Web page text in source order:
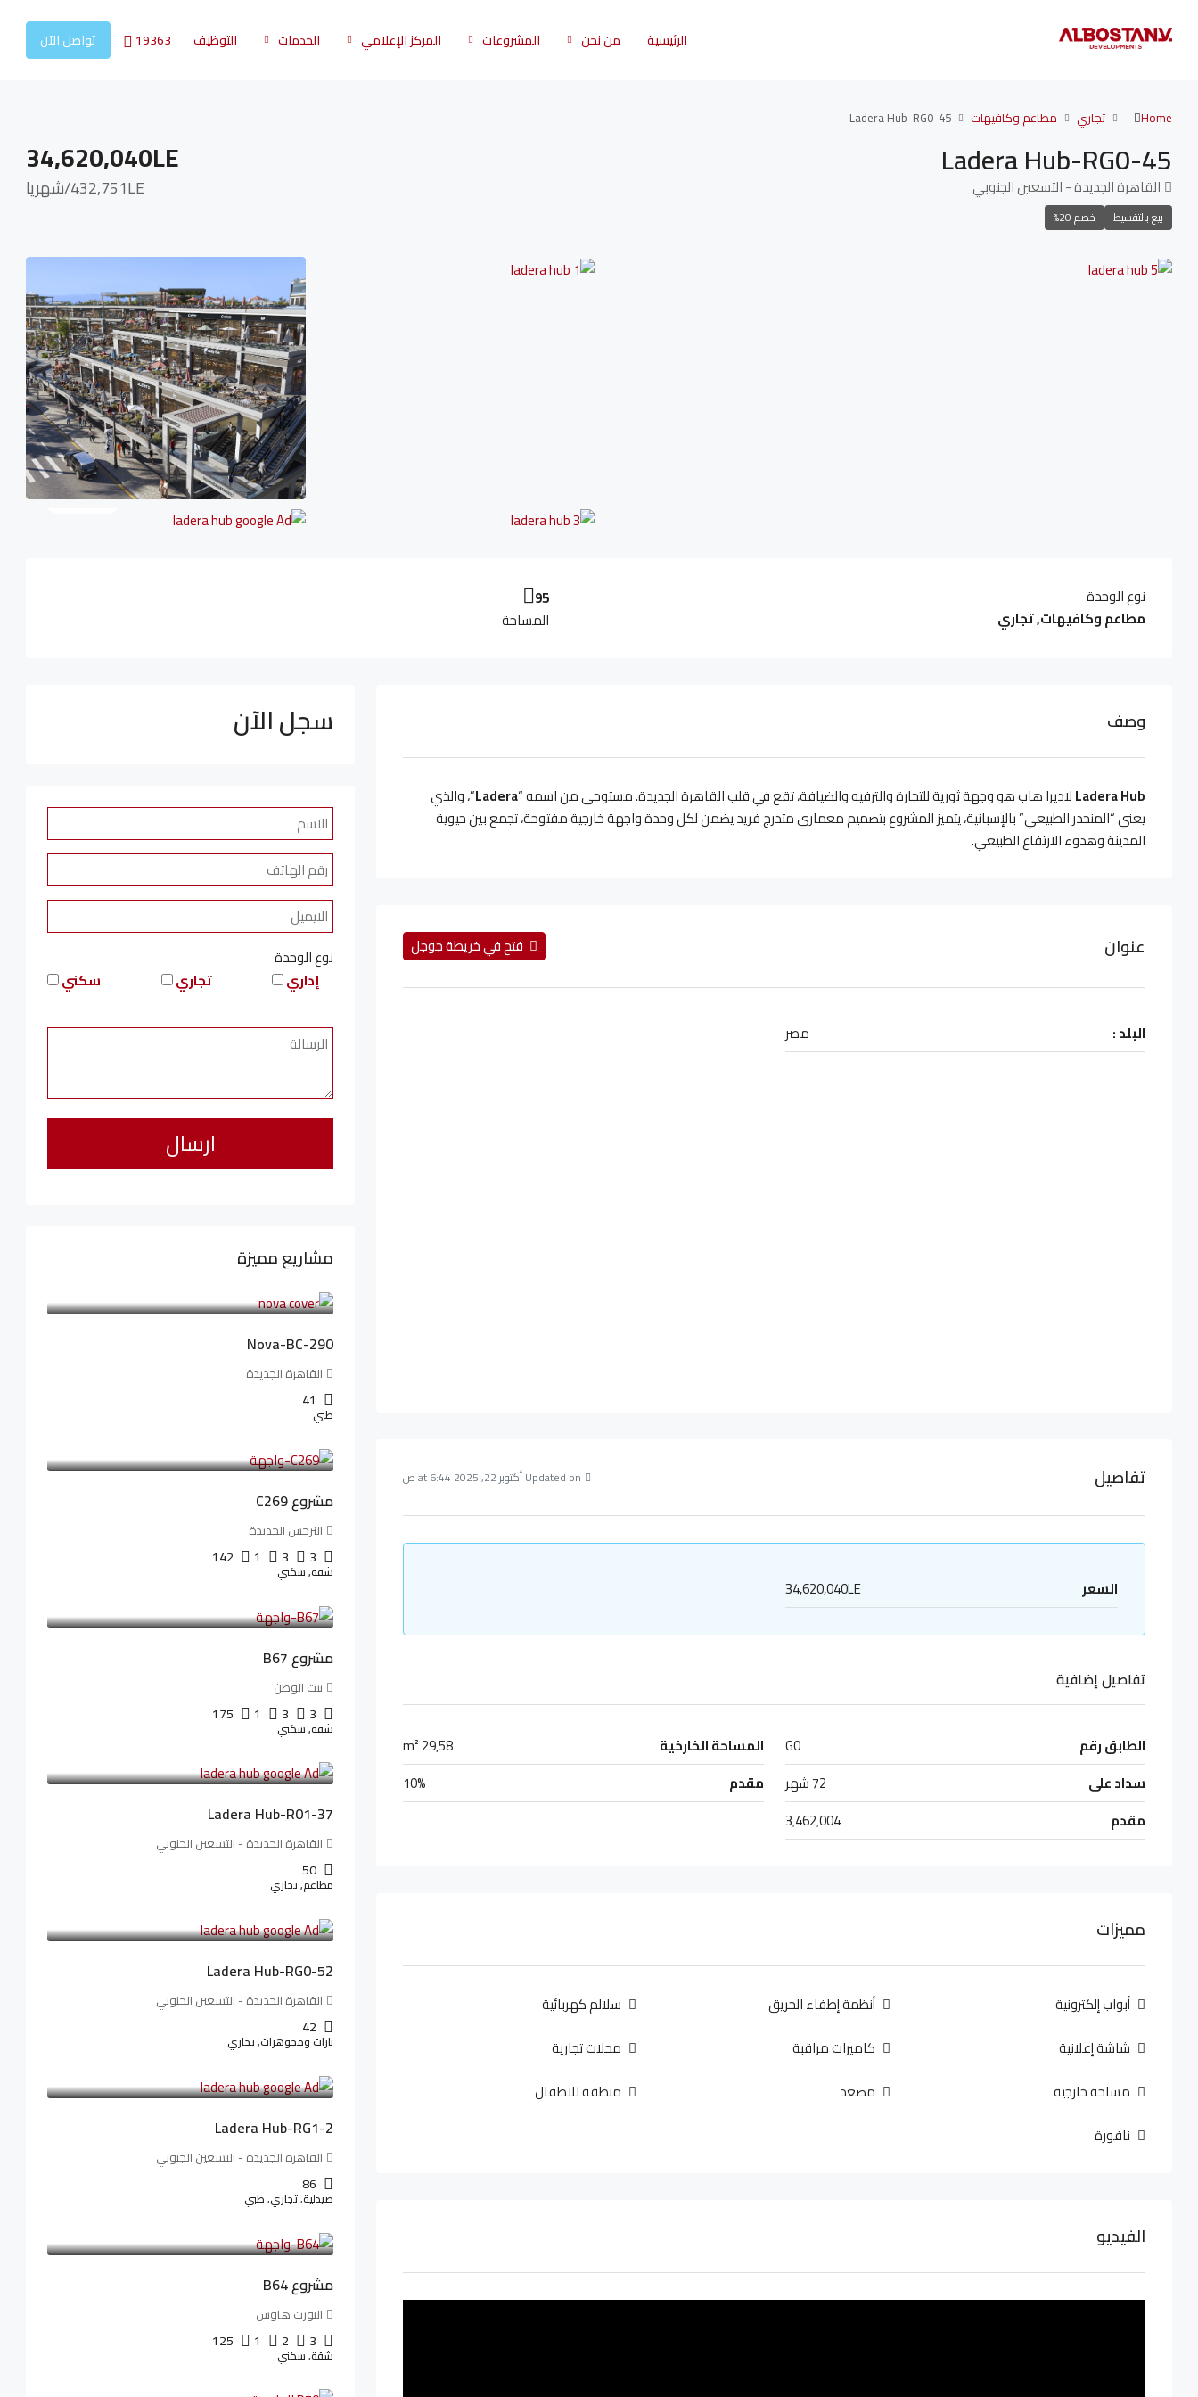
الرئيسية من نحن المشروعات المركز الإعلامي الخدمات التوظيف 19363 تواصل الآن
Home تجاري مطاعم وكافيهات Ladera Hub-RG0-45
Ladera Hub-RG0-45
القاهرة الجديدة - التسعين الجنوبي
بيع بالتقسيط خصم 20%
34,620,040LE
432,751LE/شهريا
1 More
نوع الوحدة
مطاعم وكافيهات, تجاري
95
المساحة
وصف
Ladera Hubلاديرا هاب هو وجهة ثورية للتجارة والترفيه والضيافة، تقع في قلب القاهرة الجديدة. مستوحى من اسمه “Ladera”، والذي
يعني “المنحدر الطبيعي” بالإسبانية، يتميز المشروع بتصميم معماري متدرج فريد يضمن لكل وحدة واجهة خارجية مفتوحة، تجمع بين حيوية
المدينة وهدوء الارتفاع الطبيعي.
عنوان فتح في خريطة جوجل
البلد : مصر
تفاصيل Updated on أكتوبر 22, 2025 at 6:44 ص
السعر 34,620,040LE
تفاصيل إضافية
الطابق رقم G0 المساحة الخارخية
29٫58 m²
سداد على
72 شهر مقدم
10%
مقدم
3٬462٬004
مميزات
أبواب إلكترونية أنظمة إطفاء الحريق
سلالم كهربائية
شاشة إعلانية
كاميرات مراقبة
محلات تجارية
مساحة خارجية
مصعد
منطقة للاطفال
نافورة
الفيديو
سجل الآن
نوع الوحدة
سكني
تجاري إداري
مشاريع مميزة
6,323,076LE
Nova-BC-290
القاهرة الجديدة
41
طبي
4,402,000LE
مشروع C269
النرجس الجديدة
3
3
1
142
شقة, سكني
4,550,000LE
مشروع B67
بيت الوطن
3
3
1
175
شقة, سكني
13,912,288LE
Ladera Hub-R01-37
القاهرة الجديدة - التسعين الجنوبي
50
مطاعم, تجاري
13,319,821LE
Ladera Hub-RG0-52
القاهرة الجديدة - التسعين الجنوبي
42
بازات ومجوهرات, تجاري
38,551,500LE
Ladera Hub-RG1-2
القاهرة الجديدة - التسعين الجنوبي
86
صيدلية, تجاري, طبي
3,125,000LE
مشروع B64
النورث هاوس
3
2
1
125
شقة, سكني
3,510,800LE